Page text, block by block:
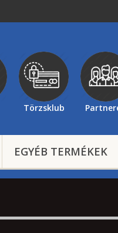
Törzsklub
EGYÉB TERMÉKEK